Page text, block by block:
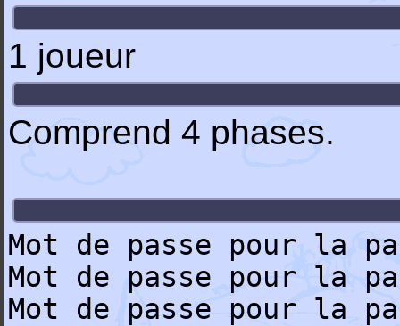
1 joueur
Comprend 4 phases.
Mot de passe pour la
Mot de passe pour la
Mot de passe pour la